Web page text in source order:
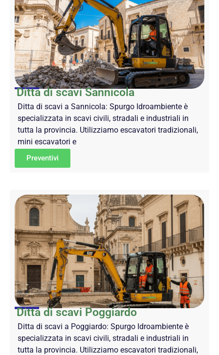
Ditta di scavi Sannicola
Ditta di scavi a Sannicola: Spurgo Idroambiente è
specializzata in scavi civili, stradali e industriali in
tutta la provincia. Utilizziamo escavatori tradizionali,
mini escavatori e
Preventivi
Ditta di scavi Poggiardo
Ditta di scavi a Poggiardo: Spurgo Idroambiente è
specializzata in scavi civili, stradali e industriali in
tutta la provincia. Utilizziamo escavatori tradizionali,